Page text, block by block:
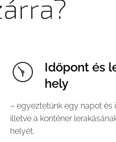
Időpont és
hely
– egyeztetünk egy napot és
illetve a konténer
helyét.